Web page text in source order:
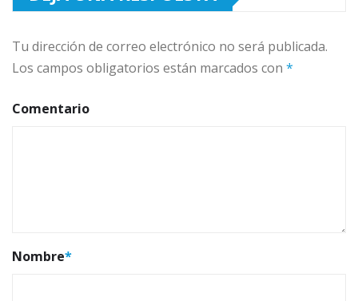
Tu dirección de correo electrónico no será publicada.
Los campos obligatorios están marcados con *
Comentario
Nombre*